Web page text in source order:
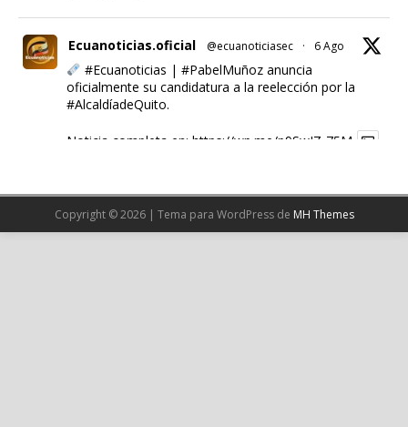
Ecuanoticias.oficial @ecuanoticiasec · 6 Ago
#Ecuanoticias | #PabelMuñozanuncia
oficialmente su candidatura a la reelección por la
#AlcaldíadeQuito.
Noticia completa en: https://wp.me/p9SwIZ-75M
Cargar más
Copyright © 2026 | Tema para WordPress de MH Themes